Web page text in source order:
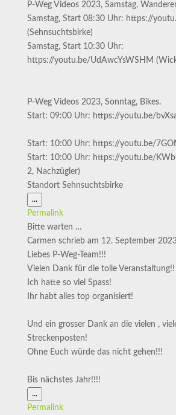
P-Weg Videos 2023, Samstag,
Samstag, Start 08:30 Uhr: https://
(Sehnsuchtsbirke)
Samstag, Start 10:30 Uhr:
https://youtu.be/UdAwcYsWSHM
P-Weg Videos 2023, Sonntag, Bikes.
Start: 09:00 Uhr: https://youtu.be/
Start: 10:00 Uhr: https://youtu.be/
Start: 10:00 Uhr: https://youtu.be/
2, Nachzügler)
Standort Sehnsuchtsbirke
...Diese
Metabox
Permalink
Bitte warten …
Carmen schrieb am 12. September
Liebes P-Weg-Team!!!
Vielen Dank für die tolle Veranstaltung!!
Ich hatte so viel Spass!
Ihr habt alles top organisiert!
Und ein grosser Dank an die vielen ,
Streckenposten!
Ohne Euch würde das nicht gehen!!!
Bis nächstes Jahr!!!!
...Diese
Metabox
Permalink